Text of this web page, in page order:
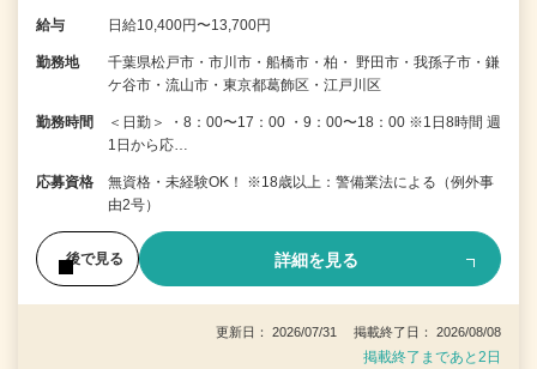
給与 日給10,400円〜13,700円
勤務地
千葉県松戸市・市川市・船橋市・柏・ 野田市・我孫子市・鎌
ケ谷市・流山市・東京都葛飾区・江戸川区
勤務時間
＜日勤＞ ・8：00〜17：00 ・9：00〜18：00 ※1日8時間 週
1日から応…
応募資格
無資格・未経験OK！ ※18歳以上：警備業法による（例外事
由2号）
後で見る 詳細を見る
更新日： 2026/07/31 掲載終了日： 2026/08/08
掲載終了まであと2日